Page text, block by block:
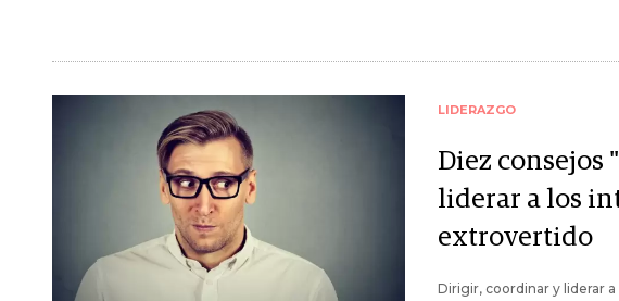
LIDERAZGO
Diez consejos
liderar a los
extrovertido
Dirigir, coordinar y liderar